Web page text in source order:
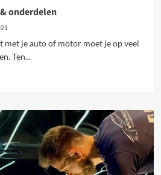
onderdelen
met je auto of motor moet je op veel
Ten...